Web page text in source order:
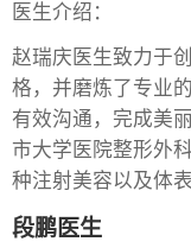
医生介绍：
赵瑞庆医生致力于
格，并磨炼了专业
有效沟通，完成美
市大学医院整形外
种注射美容以及体
段鹏医生